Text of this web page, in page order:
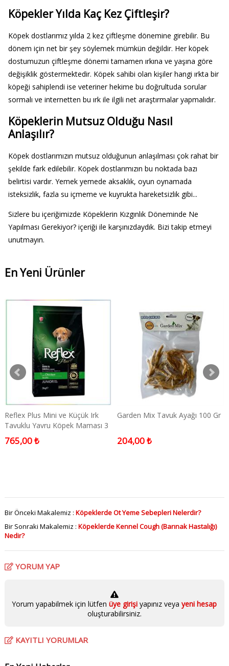
Köpekler Yılda Kaç Kez Çiftleşir?
Köpek dostlarımız yılda 2 kez çiftleşme dönemine girebilir. Bu
dönem için net bir şey söylemek mümkün değildir. Her köpek
dostumuzun çiftleşme dönemi tamamen ırkına ve yaşına göre
değişiklik göstermektedir. Köpek sahibi olan kişiler hangi ırkta bir
köpeği sahiplendi ise veteriner hekime bu doğrultuda sorular
sormalı ve internetten bu ırk ile ilgili net araştırmalar yapmalıdır.
Köpeklerin Mutsuz Olduğu Nasıl
Anlaşılır?
Köpek dostlarımızın mutsuz olduğunun anlaşılması çok rahat bir
şekilde fark edilebilir. Köpek dostlarımızın bu noktada bazı
belirtisi vardır. Yemek yemede aksaklık, oyun oynamada
isteksizlik, fazla su içmeme ve kuyrukta hareketsizlik gibi...
Sizlere bu içeriğimizde Köpeklerin Kızgınlık Döneminde Ne
Yapılması Gerekiyor? içeriği ile karşınızdaydık. Bizi takip etmeyi
unutmayın.
En Yeni Ürünler
Reflex Plus Mini ve Küçük Irk
Tavuklu Yavru Köpek Maması 3
Kg
765,00 ₺
Garden Mix Tavuk Ayağı 100 Gr
204,00 ₺
Bir Önceki Makalemiz : Köpeklerde Ot Yeme Sebepleri Nelerdir?
Bir Sonraki Makalemiz : Köpeklerde Kennel Cough (Barınak Hastalığı)
Nedir?
YORUM YAP
Yorum yapabilmek için lütfenüye girişiyapınız veya yeni hesap
oluşturabilirsiniz.
KAYITLI YORUMLAR